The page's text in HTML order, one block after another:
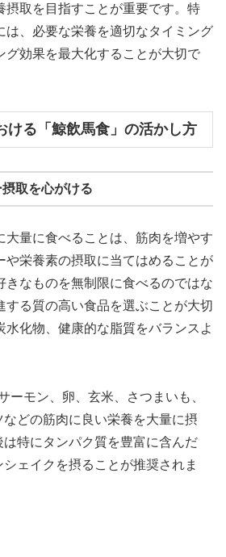
摂取を目指すことが重要です。特
は、必要な栄養を適切なタイミング
グ効果を最大化することが大切で
ける「鯨飲馬食」の活かし方
取を心がける
大量に食べることは、筋肉を増やす
や栄養素の摂取に当てはめることが
きなものを無制限に食べるのではな
する質の高い食品を選ぶことが大切
水化物、健康的な脂質をバランスよ
ーモン、卵、玄米、さつまいも、
どの筋肉に良い栄養を大量に摂
特にタンパク質を豊富に含んだ
ェイクを摂ることが推奨されま